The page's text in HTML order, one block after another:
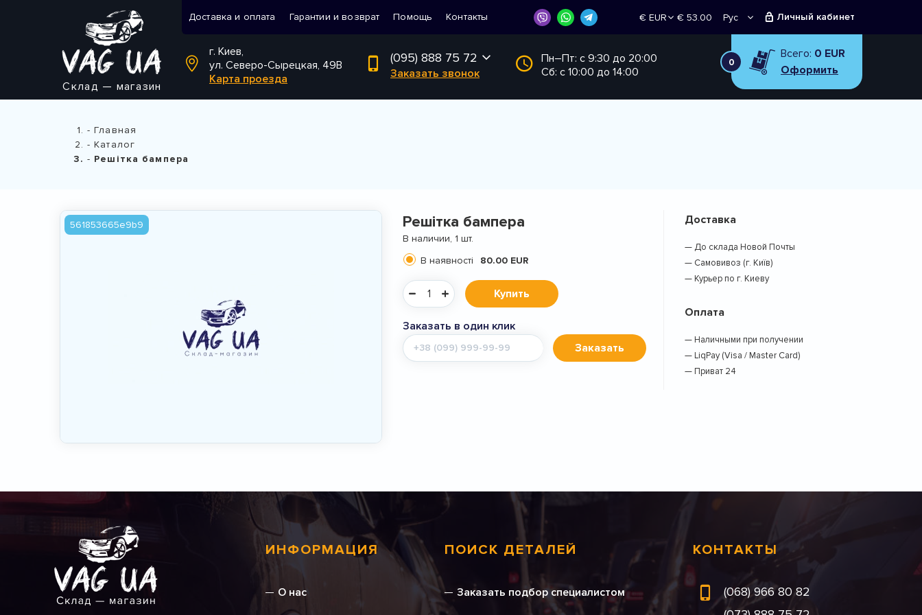
Склад — магазин
Доставка и оплата Гарантии и возврат Помощь Контакты
€ EUR
€ 53.00
Рус Личный кабинет
г. Киев,
ул. Северо-Сырецкая, 49В
Карта проезда
(095) 888 75 72
Заказать звонок
Пн–Пт: с 9:30 до 20:00
Сб: с 10:00 до 14:00
0
Всего: 0 EUR
Оформить
Главная
Каталог
Решітка бампера
561853665e9b9 Решітка бампера
В наличии, 1 шт.
В наявності
80.00 EUR
Купить
Заказать в один клик
Мобильный
телефон
Заказать
Доставка
— До склада Новой Почты
— Самовивоз (г. Київ)
— Курьер по г. Киеву
Оплата
— Наличными при получении
— LiqPay (Visa / Master Card)
— Приват 24
ИНФОРМАЦИЯ
О нас
ПОИСК ДЕТАЛЕЙ
Заказать подбор специалистом
КОНТАКТЫ
(068) 966 80 82